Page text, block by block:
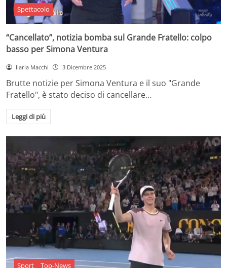
Spettacolo
“Cancellato”, notizia bomba sul Grande Fratello: colpo
basso per Simona Ventura
Ilaria Macchi 3 Dicembre 2025
Brutte notizie per Simona Ventura e il suo "Grande
Fratello", è stato deciso di cancellare…
Leggi di più
Sport Top-News